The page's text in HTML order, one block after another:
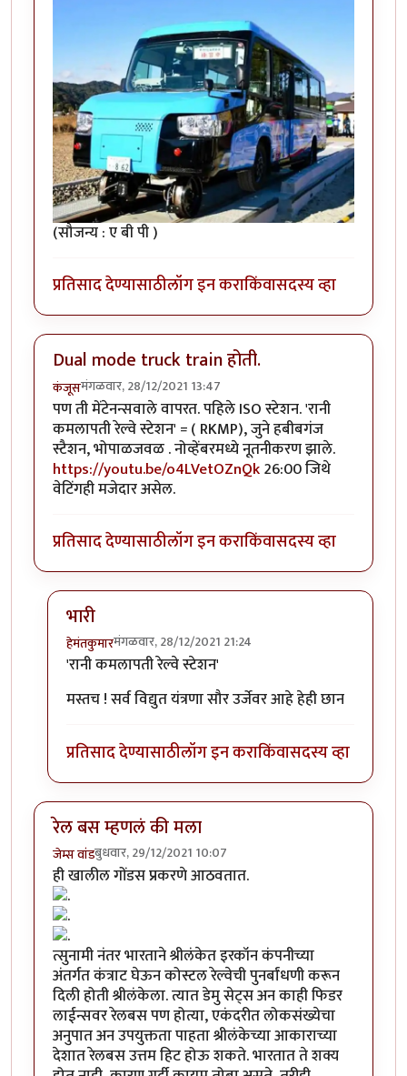
(सौजन्य : ए बी पी )
प्रतिसाद देण्यासाठीलॉग इन कराकिंवासदस्य व्हा
Dual mode truck train होती.
कंजूसमंगळवार, 28/12/2021 13:47
पण ती मेंटेनन्सवाले वापरत. पहिले ISO स्टेशन. 'रानी
कमलापती रेल्वे स्टेशन' = ( RKMP), जुने हबीबगंज
स्टैशन, भोपाळजवळ . नोव्हेंबरमध्ये नूतनीकरण झाले.
https://youtu.be/o4LVetOZnQk26:00 जिथे
वेटिंगही मजेदार असेल.
प्रतिसाद देण्यासाठीलॉग इन कराकिंवासदस्य व्हा
भारी
हेमंतकुमारमंगळवार, 28/12/2021 21:24
In reply toDual mode truck train होती.
'रानी कमलापती रेल्वे स्टेशन'
मस्तच ! सर्व विद्युत यंत्रणा सौर उर्जेवर आहे हेही छान
प्रतिसाद देण्यासाठीलॉग इन कराकिंवासदस्य व्हा
रेल बस म्हणलं की मला
जेम्स वांडबुधवार, 29/12/2021 10:07
ही खालील गोंडस प्रकरणे आठवतात.
त्सुनामी नंतर भारताने श्रीलंकेत इरकॉन कंपनीच्या
अंतर्गत कंत्राट घेऊन कोस्टल रेल्वेची पुनर्बांधणी करून
दिली होती श्रीलंकेला. त्यात डेमु सेट्स अन काही फिडर
लाईन्सवर रेलबस पण होत्या, एकंदरीत लोकसंख्येचा
अनुपात अन उपयुक्तता पाहता श्रीलंकेच्या आकाराच्या
देशात रेलबस उत्तम हिट होऊ शकते. भारतात ते शक्य